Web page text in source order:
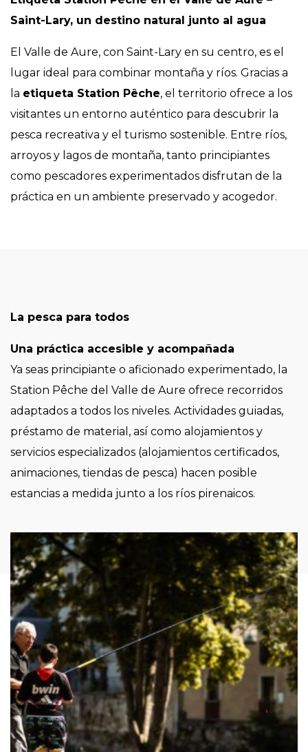
Saint-Lary, un destino natural junto al agua
El Valle de Aure, con Saint-Lary en su centro, es el
lugar ideal para combinar montaña y ríos. Gracias a
la etiqueta Station Pêche, el territorio ofrece a los
visitantes un entorno auténtico para descubrir la
pesca recreativa y el turismo sostenible. Entre ríos,
arroyos y lagos de montaña, tanto principiantes
como pescadores experimentados disfrutan de la
práctica en un ambiente preservado y acogedor.
La pesca para todos
Una práctica accesible y acompañada
Ya seas principiante o aficionado experimentado, la
Station Pêche del Valle de Aure ofrece recorridos
adaptados a todos los niveles. Actividades guiadas,
préstamo de material, así como alojamientos y
servicios especializados (alojamientos certificados,
animaciones, tiendas de pesca) hacen posible
estancias a medida junto a los ríos pirenaicos.
Imagen